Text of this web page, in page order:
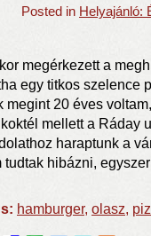
Posted in Helyajánló:
megérkezett a
egy titkos szelence
megint 20 éves
mellett a Ráday
haraptunk a
tudtak hibázni,
hamburger, olasz,